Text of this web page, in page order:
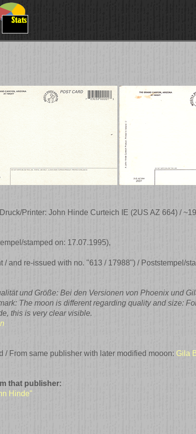
Printer: John Hinde Curteich IE (2US AZ 664) /
stamped on: 17.07.1995),
/ and re-issued with no. "613 / 17988") / Poststempel/
und Größe: Bei den Versionen von Phoenix und
The moon is different regarding quality and size:
this is very clear visible.
/ From same publisher with later modified mooon: Gila
that publisher:
Hinde"